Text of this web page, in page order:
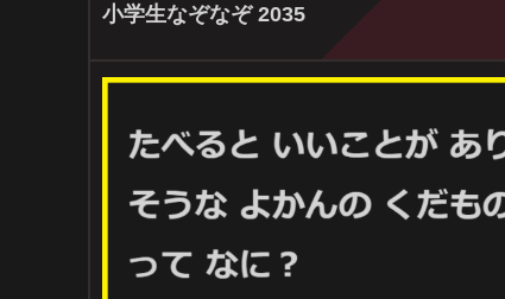
小学生なぞなぞ 2035